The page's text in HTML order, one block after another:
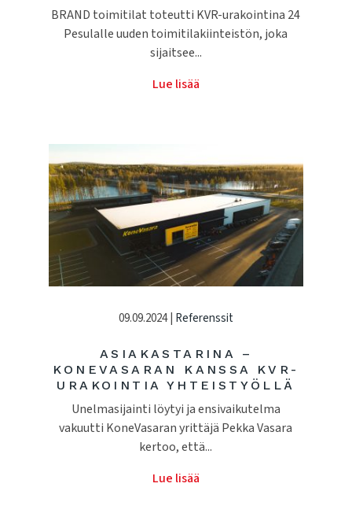
BRAND toimitilat toteutti KVR-urakointina 24
Pesulalle uuden toimitilakiinteistön, joka
sijaitsee...
Lue lisää
09.09.2024 | Referenssit
ASIAKASTARINA –
KONEVASARAN KANSSA KVR-
URAKOINTIA YHTEISTYÖLLÄ
Unelmasijainti löytyi ja ensivaikutelma
vakuutti KoneVasaran yrittäjä Pekka Vasara
kertoo, että...
Lue lisää